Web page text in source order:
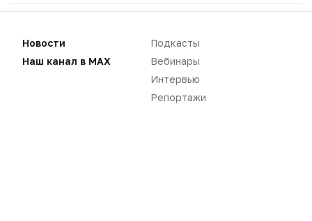
Новости
Наш канал в MAX
Подкасты
Вебинары
Интервью
Репортажи